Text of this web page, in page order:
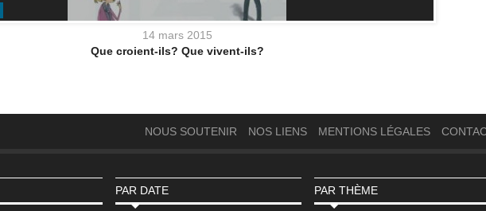
14 mars 2015
Que croient-ils? Que vivent-ils?
NOUS SOUTENIR NOS LIENS MENTIONS LÉGALES
PAR DATE PAR THÈME